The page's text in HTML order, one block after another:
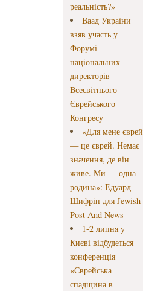
реальність?»
Ваад України
взяв участь у
Форумі
національних
директорів
Всесвітнього
Єврейського
Конгресу
«Для мене єврей
— це єврей. Немає
значення, де він
живе. Ми — одна
родина»: Едуард
Шифрін для Jewish
Post And News
1-2 липня у
Києві відбудеться
конференція
«Єврейська
спадщина в